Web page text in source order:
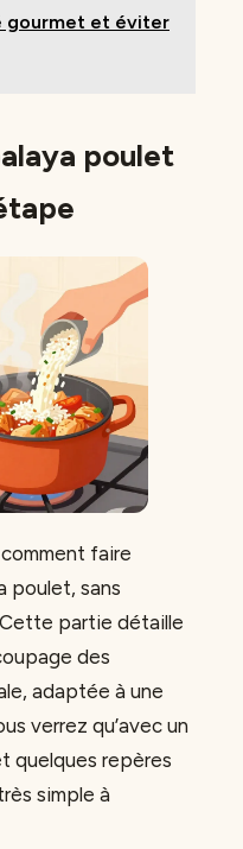
gourmet et éviter
poulet
faire
poulet, sans
partie détaille
des
adaptée à une
verrez qu’avec un
quelques repères
simple à